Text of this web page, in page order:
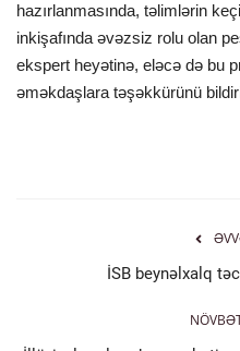
hazırlanmasında, təlimlərin
inkişafında əvəzsiz rolu olan
ekspert heyətinə, eləcə də bu
əməkdaşlara təşəkkürünü
İSB beynəlxalq